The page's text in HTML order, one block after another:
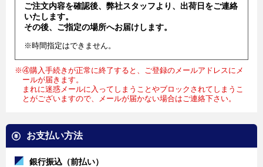
ご注文内容を確認後、弊社スタッフより、出荷日をご連絡
いたします。
その後、ご指定の場所へお届けします。
※時間指定はできません。
※④購入手続きが正常に終了すると、ご登録のメールアドレスにメ
ールが届きます。
まれに迷惑メールに入ってしまうことやブロックされてしまうこ
とがございますので、メールが届かない場合はご連絡下さい。
お支払い方法
銀行振込（前払い）